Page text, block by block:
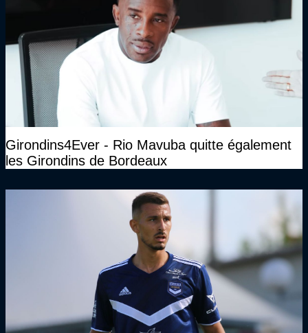
Girondins4Ever - Rio Mavuba quitte également
les Girondins de Bordeaux